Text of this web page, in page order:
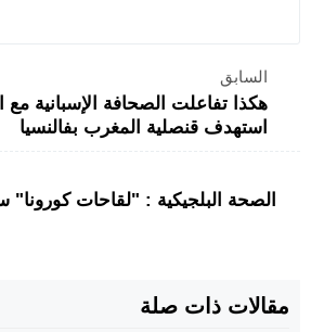
السابق
هكذا تفاعلت الصحافة الإسبانية مع
استهدف قنصلية المغرب بفالنسيا
الصحة البلجيكية : "لقاحات كورونا"
مقالات ذات صلة